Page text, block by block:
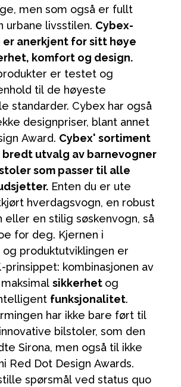
men som også er fullt
urbane livsstilen. Cybex-
anerkjent for sitt høye
komfort og design.
er testet og
til de høyeste
standarder. Cybex har også
designpriser, blant annet
Award. Cybex' sortiment
utvalg av barnevogner
som passer til alle
Enten du er ute
hverdagsvogn, en robust
eller en stilig søskenvogn, så
for deg. Kjernen i
produktutviklingen er
prinsippet: kombinasjonen av
maksimal sikkerhet og
funksjonalitet.
har ikke bare ført til
bilstoler, som den
Sirona, men også til ikke
Red Dot Design Awards.
spørsmål ved status quo